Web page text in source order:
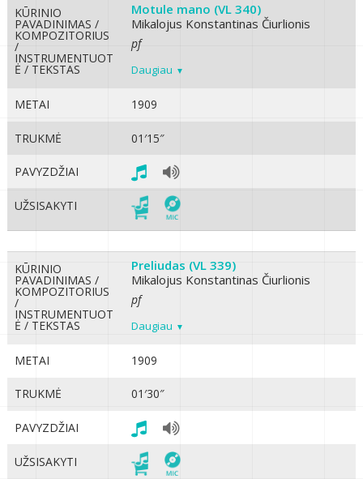
KŪRINIO
PAVADINIMAS /
KOMPOZITORIUS
/
INSTRUMENTUOT
Ė / TEKSTAS
Motule mano (VL 340)
Mikalojus Konstantinas Čiurlionis
pf
Daugiau
METAI 1909
TRUKMĖ 01′15″
PAVYZDŽIAI
UŽSISAKYTI
KŪRINIO
PAVADINIMAS /
KOMPOZITORIUS
/
INSTRUMENTUOT
Ė / TEKSTAS
Preliudas (VL 339)
Mikalojus Konstantinas Čiurlionis
pf
Daugiau
METAI 1909
TRUKMĖ 01′30″
PAVYZDŽIAI
UŽSISAKYTI